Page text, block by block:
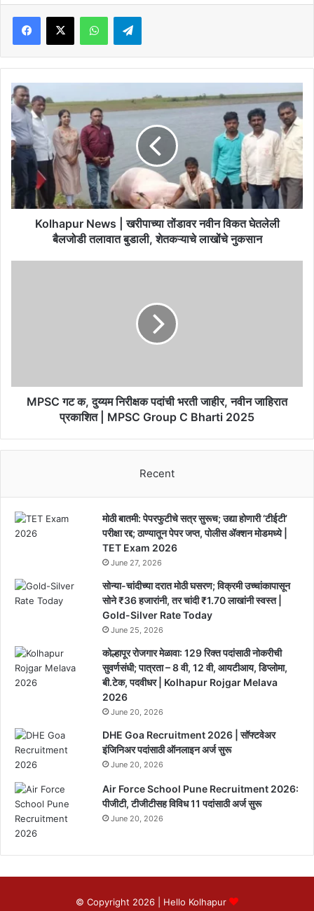
Facebook
X WhatsAppTelegram
Kolhapur
News
|
खरीपाच्या
तोंडावर
नवीन
विकत
घेतलेली
बैलजोडी
Kolhapur News | खरीपाच्या तोंडावर नवीन विकत घेतलेली
बैलजोडी तलावात बुडाली, शेतकऱ्याचे लाखोंचे नुकसान
नवीन
जाहिरातMPSC गट क, दुय्यम निरीक्षक पदांची भरती जाहीर, नवीन जाहिरात
प्रकाशित | MPSC Group C Bharti 2025
Recent
मोठी बातमी: पेपरफुटीचे सत्र सुरूच; उद्या होणारी ‘टीईटी’
परीक्षा रद्द; ठाण्यातून पेपर जप्त, पोलीस ॲक्शन मोडमध्ये |
TET Exam 2026
June 27, 2026
सोन्या-चांदीच्या दरात मोठी घसरण; विक्रमी उच्चांकापासून
सोने ₹36 हजारांनी, तर चांदी ₹1.70 लाखांनी स्वस्त |
Gold-Silver Rate Today
June 25, 2026
कोल्हापूर रोजगार मेळावा: 129 रिक्त पदांसाठी नोकरीची
सुवर्णसंधी; पात्रता – 8 वी, 12 वी, आयटीआय, डिप्लोमा,
बी.टेक, पदवीधर | Kolhapur Rojgar Melava
2026
June 20, 2026
DHE Goa Recruitment 2026 | सॉफ्टवेअर
इंजिनिअर पदांसाठी ऑनलाइन अर्ज सुरू
June 20, 2026
Air Force School Pune Recruitment 2026:
पीजीटी, टीजीटीसह विविध 11 पदांसाठी अर्ज सुरू
June 20, 2026
© Copyright 2026 | Hello Kolhapur